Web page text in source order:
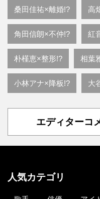
桑田佳祐×離婚!? 高
角田信朗×不仲!? 紅
朴槿恵×整形!? 相葉
小林アナ×降板!? 大
エディターコ
人気カテゴリ